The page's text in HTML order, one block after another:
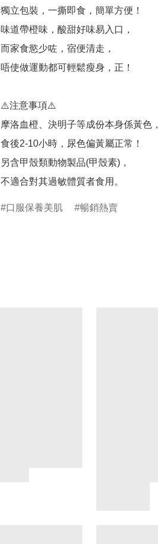
獨立包裝，一撕即食，簡單方便！
味道帶橙味，酸甜好味易入口，
而家食慾少咗，宿便清走，
唔使做運動都可輕鬆瘦身，正！
⚠️注意事項⚠️
摩洛血橙、決明子等成份本身係黃色，
食後2-10小時，尿色偏黃屬正常！
另含甲殼類動物製品(甲殼素)，
不適合對其過敏體質者食用。
口服保養美肌 暢銷熱賣